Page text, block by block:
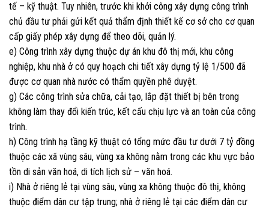
tế – kỹ thuật. Tuy nhiên, trước khi khởi công xây dựng công trình
chủ đầu tư phải gửi kết quả thẩm định thiết kế cơ sở cho cơ quan
cấp giấy phép xây dựng để theo dõi, quản lý.
e) Công trình xây dựng thuộc dự án khu đô thị mới, khu công
nghiệp, khu nhà ở có quy hoạch chi tiết xây dựng tỷ lệ 1/500 đã
được cơ quan nhà nước có thẩm quyền phê duyệt.
g) Các công trình sửa chữa, cải tạo, lắp đặt thiết bị bên trong
không làm thay đổi kiến trúc, kết cấu chịu lực và an toàn của công
trình.
h) Công trình hạ tầng kỹ thuật có tổng mức đầu tư dưới 7 tỷ đồng
thuộc các xã vùng sâu, vùng xa không nằm trong các khu vực bảo
tồn di sản văn hoá, di tích lịch sử – văn hoá.
i) Nhà ở riêng lẻ tại vùng sâu, vùng xa không thuộc đô thị, không
thuộc điểm dân cư tập trung; nhà ở riêng lẻ tại các điểm dân cư